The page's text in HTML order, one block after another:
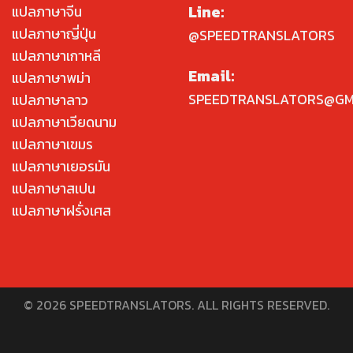
แปลภาษาจีน
แปลภาษาญี่ปุ่น
แปลภาษาเกาหลี
แปลภาษาพม่า
แปลภาษาลาว
แปลภาษาเวียดนาม
แปลภาษาเขมร
แปลภาษาเยอรมัน
แปลภาษาสเปน
แปลภาษาฝรั่งเศส
Line:
@SPEEDTRANSLATORS
Email:
© 2026 SPEEDTRANSLATORS. ALL RIGHTS RESERVED.